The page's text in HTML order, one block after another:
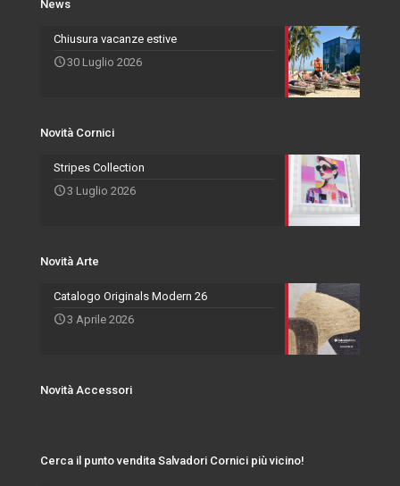
Novità Arte
News
Chiusura vacanze estive
30 Luglio 2026
Novità Cornici
Stripes Collection
3 Luglio 2026
Novità Arte
Catalogo Originals Modern 26
3 Aprile 2026
Novità Accessori
Cerca il punto vendita Salvadori Cornici più vicino!